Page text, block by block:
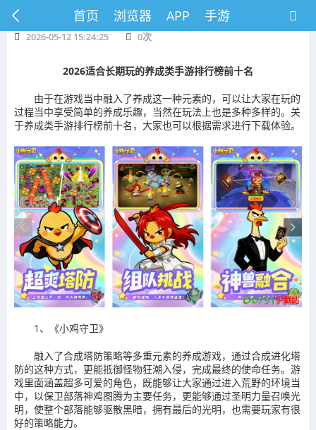
首页 浏览器 APP 手游
2026-05-12 15:24:25 0次
2026适合长期玩的养成类手游排行榜前十名
由于在游戏当中融入了养成这一种元素的，可以让大家在玩的
过程当中享受简单的养成乐趣，当然在玩法上也是多种多样的。关
于养成类手游排行榜前十名，大家也可以根据需求进行下载体验。
1、《小鸡守卫》
融入了合成塔防策略等多重元素的养成游戏，通过合成进化塔
防的这种方式，更能抵御怪物狂潮入侵，完成最终的使命任务。游
戏里面涵盖超多可爱的角色，既能够让大家通过进入荒野的环境当
中，以保卫部落神鸡图腾为主要任务，更能够通过圣明力量召唤光
明，使整个部落能够驱散黑暗，拥有最后的光明，也需要玩家有很
好的策略能力。